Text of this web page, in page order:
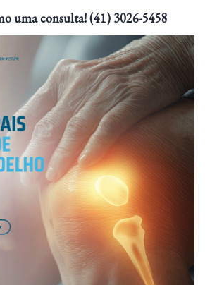
uma consulta! (41) 3026-5458